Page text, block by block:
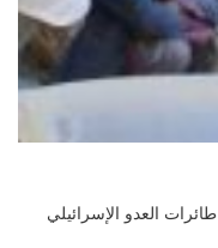
العدو الإسرائيلي